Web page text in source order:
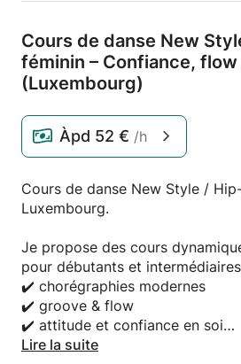
Cours de danse New
féminin – Confiance, flow
(Luxembourg)
Àpd 52 € /h
Cours de danse New Style /
Luxembourg.
Je propose des cours
pour débutants et
✔️ chorégraphies modernes
✔️ groove & flow
✔️ attitude et confiance en soi
✔️ style féminin / urban
Lire la suite